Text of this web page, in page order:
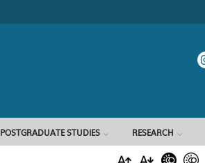
Search form
POSTGRADUATE STUDIES RESEARCH